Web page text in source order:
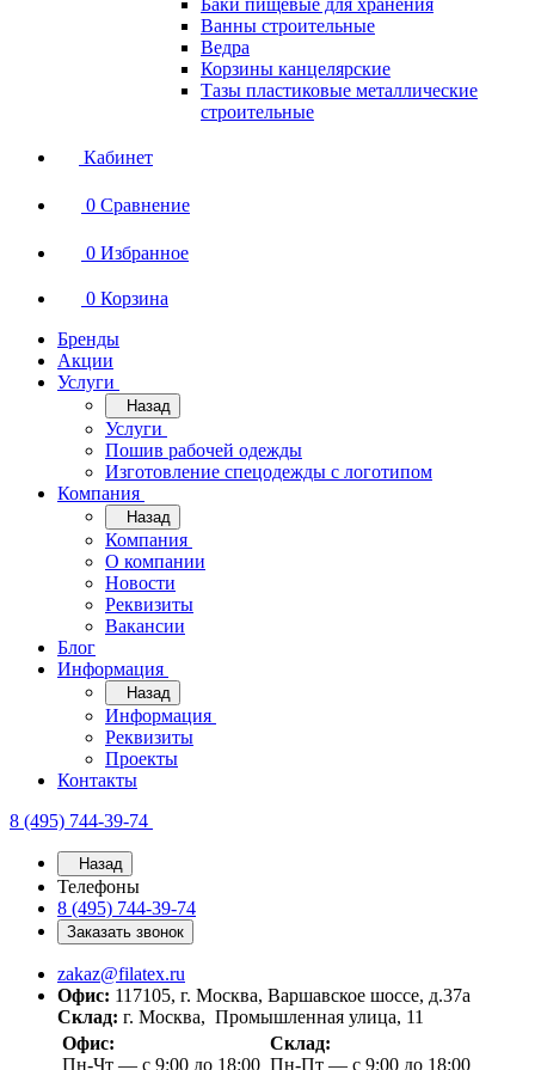
Баки пищевые для хранения
Ванны строительные
Ведра
Корзины канцелярские
Тазы пластиковые металлические
строительные
Кабинет
0 Сравнение
0 Избранное
0 Корзина
Бренды
Акции
Услуги
Назад
Услуги
Пошив рабочей одежды
Изготовление спецодежды с логотипом
Компания
Назад
Компания
О компании
Новости
Реквизиты
Вакансии
Блог
Информация
Назад
Информация
Реквизиты
Проекты
Контакты
8 (495) 744-39-74
Назад
Телефоны
8 (495) 744-39-74
Заказать звонок
zakaz@filatex.ru
Офис: 117105, г. Москва, Варшавское шоссе, д.37а
Склад: г. Москва, Промышленная улица, 11
Офис:
Пн-Чт — с 9:00 до 18:00
Склад:
Пн-Пт — с 9:00 до 18:00